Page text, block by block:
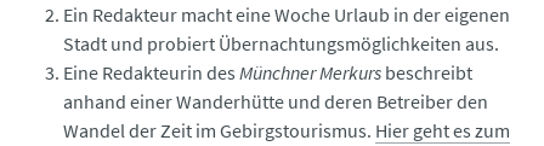
Ein Redakteur macht eine Woche Urlaub in der eigenen
Stadt und probiert Übernachtungsmöglichkeiten aus.
Eine Redakteurin des Münchner Merkurs beschreibt
anhand einer Wanderhütte und deren Betreiber den
Wandel der Zeit im Gebirgstourismus. Hier geht es zum